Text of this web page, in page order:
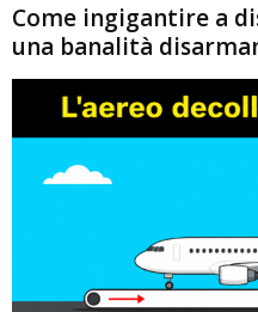
Come ingigantire a
una banalità